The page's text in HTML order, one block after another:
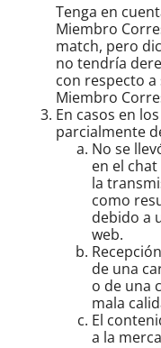
Tenga en
Miembro
match, pero
no tendría
con respecto
Miembro
En casos en
parcialmente
No se
en el
la
como
debido a
web.
de una
o de una
mala
El
a la